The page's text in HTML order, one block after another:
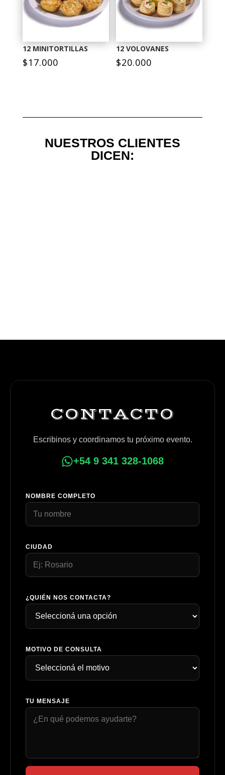
12 MINITORTILLAS
$17.000
12 VOLOVANES
$20.000
NUESTROS CLIENTES
DICEN:
CONTACTO
Escribinos y coordinamos tu próximo evento.
+54 9 341 328-1068
NOMBRE COMPLETO
CIUDAD
¿QUIÉN NOS CONTACTA?
MOTIVO DE CONSULTA
TU MENSAJE